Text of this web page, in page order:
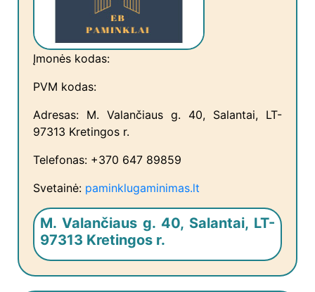
Įmonės kodas:
PVM kodas:
Adresas: M. Valančiaus g. 40, Salantai, LT-
97313 Kretingos r.
Telefonas: +370 647 89859
Svetainė: paminklugaminimas.lt
M. Valančiaus g. 40, Salantai, LT-
97313 Kretingos r.